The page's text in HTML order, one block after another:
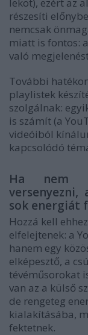
részesíti
nemcsak
miatt is fontos:
való
További
playlistek
szolgálnak:
is számít (a
videóiból
kapcsolódó
Ha nem
sok energiát
Hozzá kell
elfelejtenek: a
hanem egy
elképesztő, a
tévéműsorokat
van az a külső
de rengeteg
kialakításába,
fektetnek.